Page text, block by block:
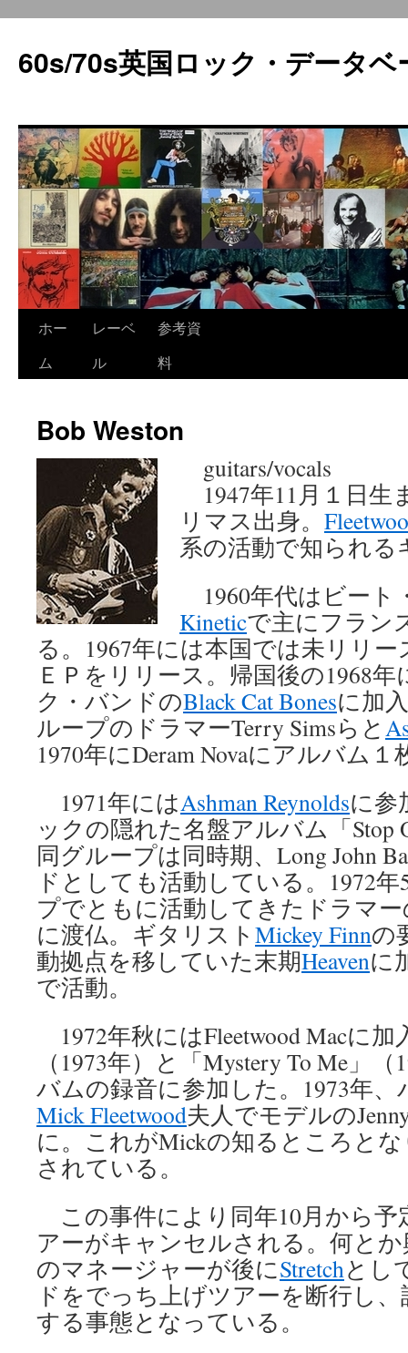
60s/70s英国ロック・データベ
ツ
ス
キ
ッ
ホー
ム
レーベ
ル
参考資
料
Bob Weston
guitars/vocals
1947年11月１日生
リマス出身。
系の活動で知られる
1960年代はビート
Kineticで主にフラン
る。1967年には本国では未リリ
ＥＰをリリース。帰国後の1968
ク・バンドのBlack Cat Bonesに加
ループのドラマーTerry Simsらと
1970年にDeram Novaにアルバム
1971年にはAshman Reynoldsに参
ックの隠れた名盤アルバム「Stop
同グループは同時期、Long John
ドとしても活動している。1972
プでともに活動してきたドラマ
に渡仏。ギタリスト Mickey Finnの
動拠点を移していた末期Heavenに
で活動。
1972年秋にはFleetwood Macに加
（1973年）と「Mystery To Me」
バムの録音に参加した。1973年
Mick Fleetwood夫人でモデルの
に。これがMickの知るところと
されている。
この事件により同年10月から予
アーがキャンセルされる。何と
のマネージャーが後にStretchとし
ドをでっち上げツアーを断行し
する事態となっている。